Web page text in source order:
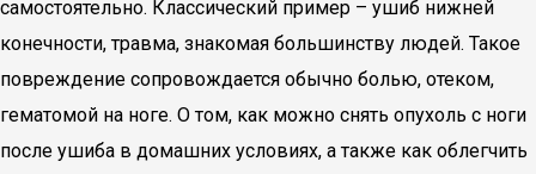
самостоятельно. Классический пример – ушиб нижней
конечности, травма, знакомая большинству людей. Такое
повреждение сопровождается обычно болью, отеком,
гематомой на ноге. О том, как можно снять опухоль с ноги
после ушиба в домашних условиях, а также как облегчить